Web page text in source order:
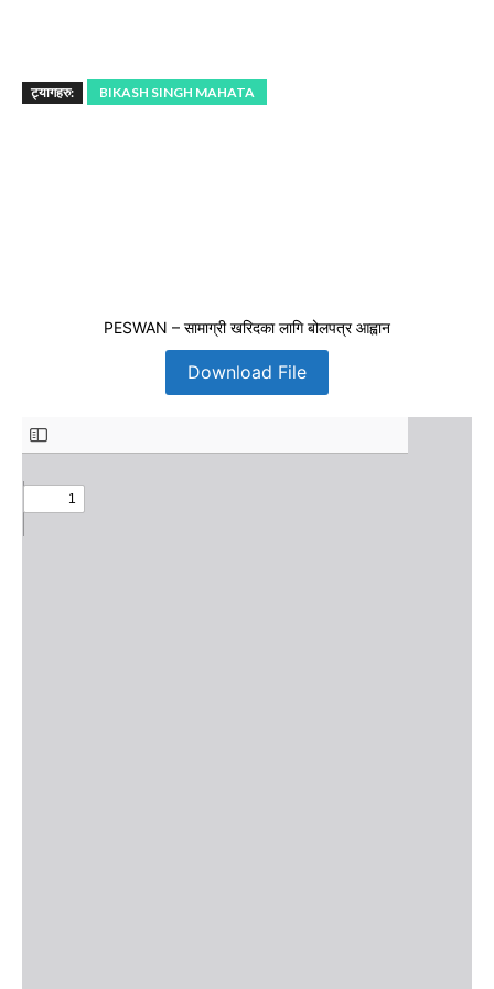
ट्यागहरु: BIKASH SINGH MAHATA
PESWAN – सामाग्री खरिदका लागि बोलपत्र आह्वान
Download File